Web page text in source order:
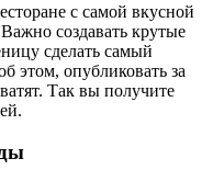
с самой вкусной
создавать крутые
сделать самый
этом, опубликовать за
Так вы получите